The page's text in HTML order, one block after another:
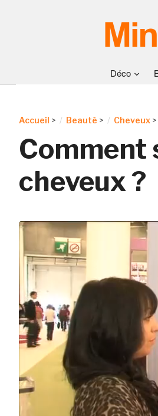
Déco
Accueil > Beauté > Cheveux>
Comment
cheveux ?